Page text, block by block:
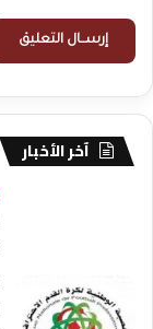
آخر الأخبار